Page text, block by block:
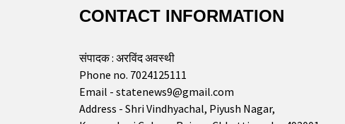
CONTACT INFORMATION
संपादक : अरविंद अवस्थी
Phone no. 7024125111
Email - statenews9@gmail.com
Address - Shri Vindhyachal, Piyush Nagar,